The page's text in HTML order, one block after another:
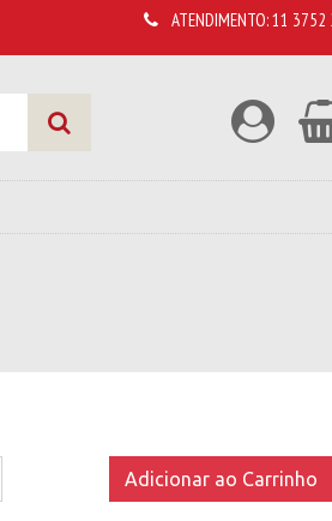
ATENDIMENTO:11 3752
Adicionar ao Carrinho